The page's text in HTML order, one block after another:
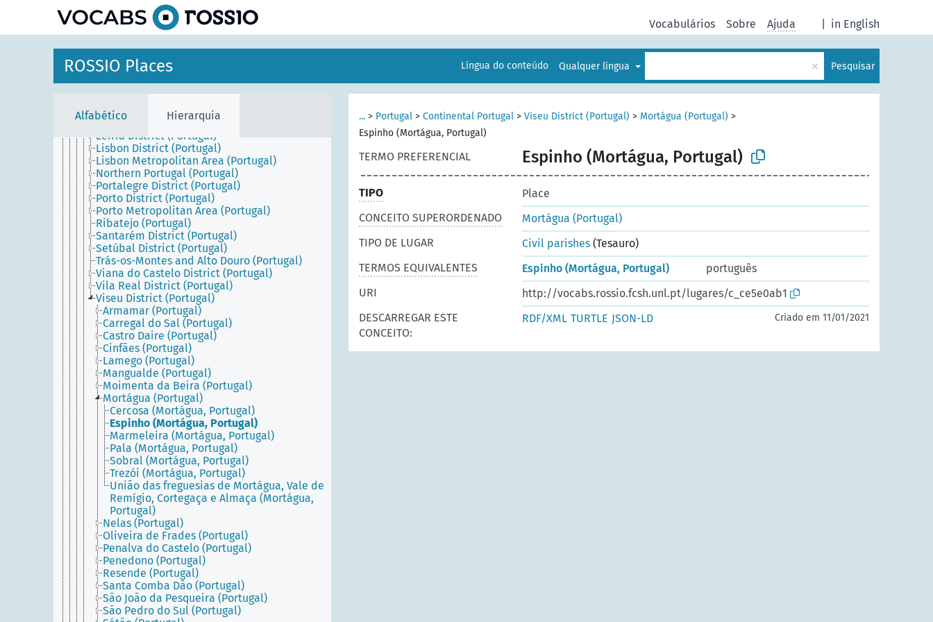
in English
Vocabulários Sobre Ajuda
ROSSIO Places Língua do conteúdo Qualquer língua × Pesquisar
Alfabético Hierarquia
Braga District (Portugal)
Bragança District (Portugal)
Castelo Branco District (Portugal)
Central Portugal (Portugal)
Coimbra District (Portugal)
Entre Douro e Minho (Portugal)
Estremadura (Portugal)
Évora District (Portugal)
Faro District (Portugal)
Guarda District (Portugal)
Leiria District (Portugal)
Lisbon District (Portugal)
Lisbon Metropolitan Area (Portugal)
Northern Portugal (Portugal)
Portalegre District (Portugal)
Porto District (Portugal)
Porto Metropolitan Area (Portugal)
Ribatejo (Portugal)
Santarém District (Portugal)
Setúbal District (Portugal)
Trás-os-Montes and Alto Douro (Portugal)
Viana do Castelo District (Portugal)
Vila Real District (Portugal)
Viseu District (Portugal)
Armamar (Portugal)
Carregal do Sal (Portugal)
Castro Daire (Portugal)
Cinfães (Portugal)
Lamego (Portugal)
Mangualde (Portugal)
Moimenta da Beira (Portugal)
Mortágua (Portugal)
Cercosa (Mortágua, Portugal)
Espinho (Mortágua, Portugal)
Marmeleira (Mortágua, Portugal)
Pala (Mortágua, Portugal)
Sobral (Mortágua, Portugal)
Trezói (Mortágua, Portugal)
União das freguesias de Mortágua, Vale de
Remígio, Cortegaça e Almaça (Mortágua,
Portugal)
Nelas (Portugal)
Oliveira de Frades (Portugal)
Penalva do Castelo (Portugal)
Penedono (Portugal)
Resende (Portugal)
Santa Comba Dão (Portugal)
São João da Pesqueira (Portugal)
São Pedro do Sul (Portugal)
... > Portugal > Continental Portugal > Viseu District (Portugal) > Mortágua (Portugal) >
Espinho (Mortágua, Portugal)
TERMO PREFERENCIAL Espinho (Mortágua, Portugal)
TIPO
Place
CONCEITO SUPERORDENADO
Mortágua (Portugal)
TIPO DE LUGAR
Civil parishes (Tesauro)
TERMOS EQUIVALENTES
Espinho (Mortágua, Portugal)
português
URI
http://vocabs.rossio.fcsh.unl.pt/lugares/c_ce5e0ab1
DESCARREGAR ESTE
CONCEITO:
RDF/XML TURTLE JSON-LD Criado em 11/01/2021